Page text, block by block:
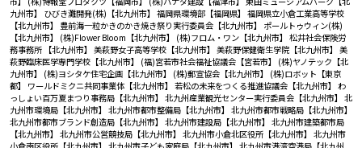
九州市】 ひびき灘開発(株)【北九州市】 福岡県環境部【福岡県】 福岡県立小倉工業高等学校
【北九州市】 豊前海一粒かきのかき焼き祭り実行委員会【北九州市】 ポールトゥウィン(株)
【北九州市】 (株)Flower Bloom【北九州市】 (株)フロム・ワン【北九州市】 松井社会保険労
務事務所 【北九州市】 美萩野女子高等学校【北九州市】 美萩野保健衛生学院【北九州市】 美
萩野臨床医学専門学校【北九州市】 (福)宮若市社会福祉協議会【宮若市】 (株)ヤノテック【北
九州市】 (株)ヨシタケ住宅企画【北九州市】 (株)郵宣協会【北九州市】 (株)ロボット【東京
都】 ワールドミクニ共同事業体【北九州市】 若松の未来をつくる推進協議会【北九州市】 わ
っしょい百万夏まつり事務局【北九州市】 北九州産業観光センター実行委員会【北九州市】 北
九州市環境局【北九州市】 北九州市都市整備局【北九州市】 北九州市都市戦略局【北九州市】
北九州市都市ブランド創造局【北九州市】 北九州市建設局【北九州市】 北九州市建築都市局
【北九州市】 北九州市公営競技局【北九州市】 北九州市小倉北区役所【北九州市】 北九州市